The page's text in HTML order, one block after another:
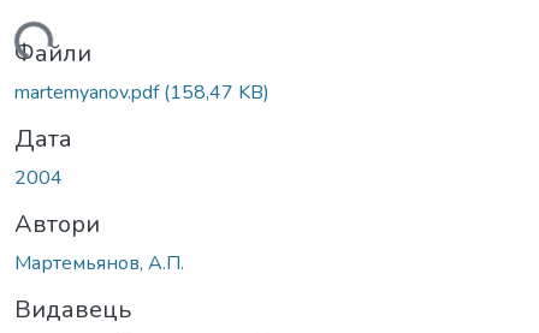
Файли
martemyanov.pdf(158,47 KB)
Дата
2004
Автори
Мартемьянов, А.П.
Видавець